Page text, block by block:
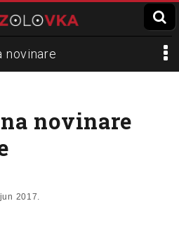
novinare
mediji
Ćuruvija
novinare
2017.